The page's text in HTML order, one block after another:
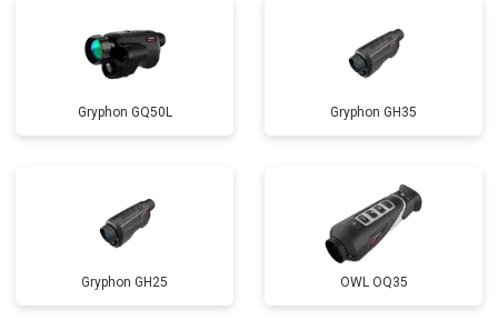
Gryphon GQ50L Gryphon GH35
Gryphon GH25 OWL OQ35